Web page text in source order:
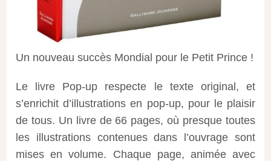
Un nouveau succès Mondial pour le Petit Prince !
Le livre Pop-up respecte le texte original, et
s’enrichit d’illustrations en pop-up, pour le plaisir
de tous. Un livre de 66 pages, où presque toutes
les illustrations contenues dans l’ouvrage sont
mises en volume. Chaque page, animée avec